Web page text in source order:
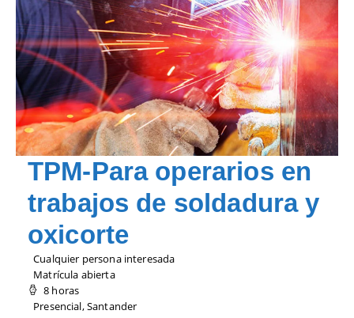
TPM-Para operarios en
trabajos de soldadura y
oxicorte
Cualquier persona interesada
Matrícula abierta
8 horas
Presencial, Santander